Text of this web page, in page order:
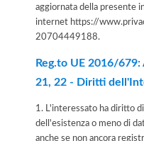
aggiornata della presente
internet https://
20704449188.
Reg.to UE 2016/
21, 22 - Diritti
1. L'interessato ha diritto
dell'esistenza o meno di
anche se non ancora